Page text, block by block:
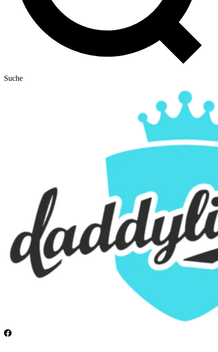
Suche